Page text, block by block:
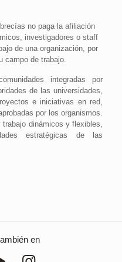
no paga la afiliación
investigadores o staff
de una organización, por
campo de trabajo.
integradas por
de las universidades,
e iniciativas en red,
por los organismos.
dinámicos y flexibles,
estratégicas de las
en